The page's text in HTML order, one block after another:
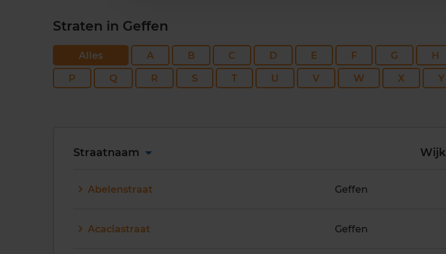
Straten in Geffen
Alles A B C D E F G H
P
Q R S T U V W X Y
Straatnaam Wijk
Abelenstraat Geffen
Acaciastraat Geffen